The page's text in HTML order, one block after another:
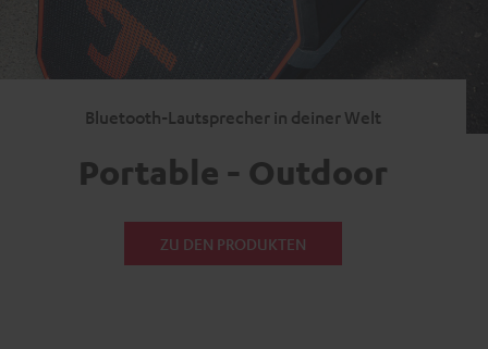
Bluetooth-Lautsprecher in deiner Welt
Portable - Outdoor
ZU DEN PRODUKTEN